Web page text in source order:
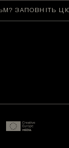
ЗАПОВНІТЬ